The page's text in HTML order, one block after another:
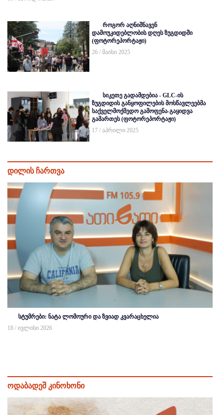
როგორ აღნიშნავენ
დამოუკიდებლობის დღეს ზუგდიდში
(ფოტორეპორტაჟი)
26 / მაისი 2025
სიკეთე გადამდებია - GLC-ის
ზუგდიდის განყოფილების მოსწავლეებმა
საქველმოქმედო გამოფენა-გაყიდვა
გამართეს (ფოტორეპორტაჟი)
17 / აპრილი 2025
დილის ჩართვა
სტუმრები: ნატა ლომოური და ზვიად კვარაცხელია
18 / ივლისი 2026
ოდაბადეშ კინოხონი